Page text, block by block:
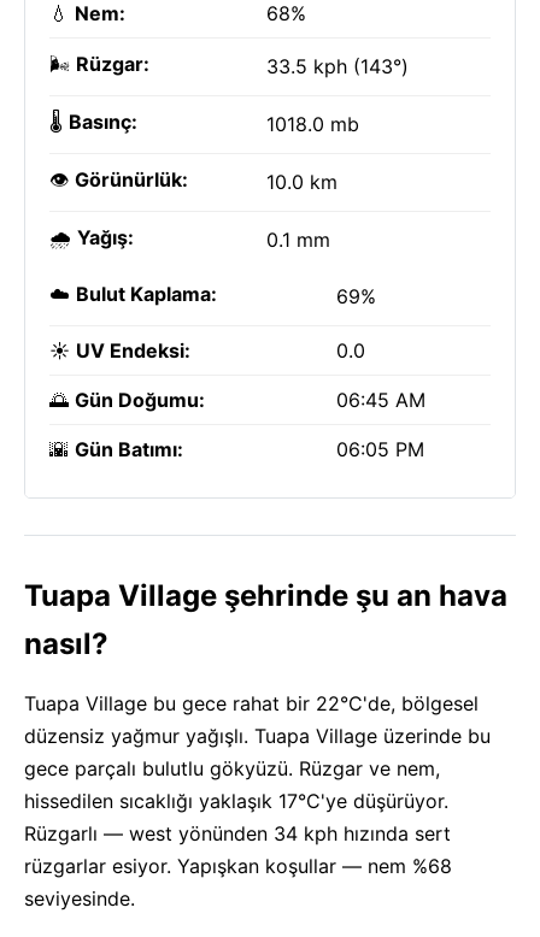
💧 Nem: 68%
🌬️ Rüzgar: 33.5 kph (143°)
🌡️ Basınç: 1018.0 mb
👁️ Görünürlük: 10.0 km
🌧️ Yağış: 0.1 mm
☁️ Bulut Kaplama: 69%
☀️ UV Endeksi: 0.0
🌅 Gün Doğumu: 06:45 AM
🌇 Gün Batımı: 06:05 PM
Tuapa Village şehrinde şu an hava
nasıl?
Tuapa Village bu gece rahat bir 22°C'de, bölgesel
düzensiz yağmur yağışlı. Tuapa Village üzerinde bu
gece parçalı bulutlu gökyüzü. Rüzgar ve nem,
hissedilen sıcaklığı yaklaşık 17°C'ye düşürüyor.
Rüzgarlı — west yönünden 34 kph hızında sert
rüzgarlar esiyor. Yapışkan koşullar — nem %68
seviyesinde.